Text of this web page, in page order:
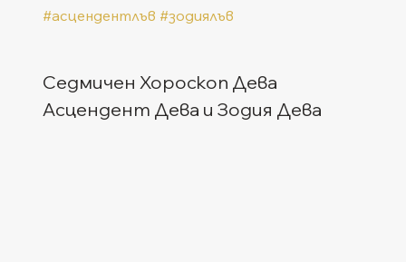
#асцендентлъв #зодиялъв
Седмичен Хороскоп Дева
Асцендент Дева и Зодия Дева